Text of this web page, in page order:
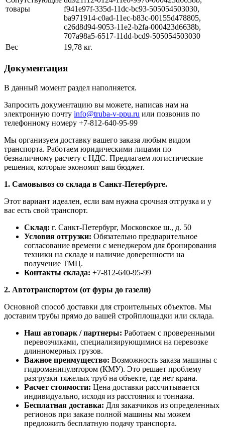
товары
f941e97f-335d-11dc-bc93-505054503030,
ba971914-c0ad-11ec-b83c-00155d478805,
c26d8d94-9053-11e2-b2fa-000423d6638b,
707a98a5-6517-11dd-bcd9-505054503030
Вес
19,78 кг.
Документация
В данный момент раздел наполняется.
Запросить документацию вы можете, написав нам на
электронную почту info@truba-v-ppu.ru или позвонив по
телефонному номеру +7-812-640-95-99
Мы организуем доставку вашего заказа любым видом
транспорта. Работаем юридическими лицами по
безналичному расчету с НДС. Предлагаем логистические
решения, которые экономят ваш бюджет.
1. Самовывоз со склада в Санкт-Петербурге.
Этот вариант идеален, если вам нужна срочная отгрузка и у
вас есть свой транспорт.
Склад: г. Санкт-Петербург, Московское ш., д. 50
Условия отгрузки: Обязательно предварительное
согласование времени с менеджером для бронирования
техники на складе и наличие доверенности на
получение ТМЦ.
Контакты склада: +7-812-640-95-99
2. Автотранспортом (от фуры до газели)
Основной способ доставки для строительных объектов. Мы
доставим трубы прямо до вашей стройплощадки или склада.
Наш автопарк / партнеры: Работаем с проверенными
перевозчиками, специализирующимися на перевозке
длинномерных грузов.
Важное преимущество: Возможность заказа машины с
гидроманипулятором (КМУ). Это решает проблему
разгрузки тяжелых труб на объекте, где нет крана.
Расчет стоимости: Цена доставки рассчитывается
индивидуально, исходя из расстояния и тоннажа.
Бесплатная доставка: Для заказчиков из определенных
регионов при заказе полной машины мы можем
предложить бесплатную подачу транспорта.